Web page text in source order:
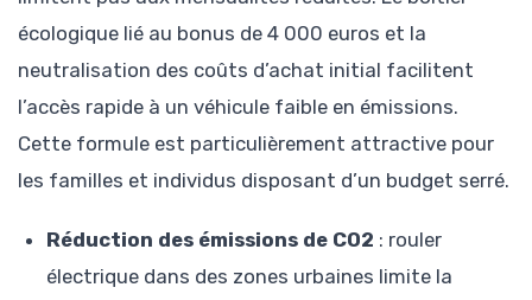
écologique lié au bonus de 4 000 euros et la
neutralisation des coûts d’achat initial facilitent
l’accès rapide à un véhicule faible en émissions.
Cette formule est particulièrement attractive pour
les familles et individus disposant d’un budget serré.
Réduction des émissions de CO2 : rouler
électrique dans des zones urbaines limite la